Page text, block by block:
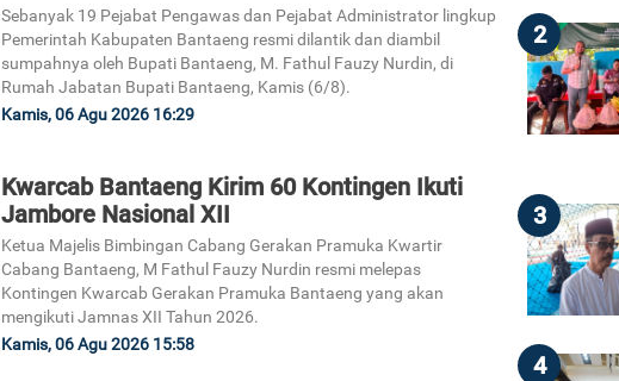
Sebanyak 19 Pejabat Pengawas dan Pejabat Administrator lingkup
Pemerintah Kabupaten Bantaeng resmi dilantik dan diambil
sumpahnya oleh Bupati Bantaeng, M. Fathul Fauzy Nurdin, di
Rumah Jabatan Bupati Bantaeng, Kamis (6/8).
Kamis, 06 Agu 2026 16:29
Kwarcab Bantaeng Kirim 60 Kontingen Ikuti
Jambore Nasional XII
Ketua Majelis Bimbingan Cabang Gerakan Pramuka Kwartir
Cabang Bantaeng, M Fathul Fauzy Nurdin resmi melepas
Kontingen Kwarcab Gerakan Pramuka Bantaeng yang akan
mengikuti Jamnas XII Tahun 2026.
Kamis, 06 Agu 2026 15:58
2
3
4